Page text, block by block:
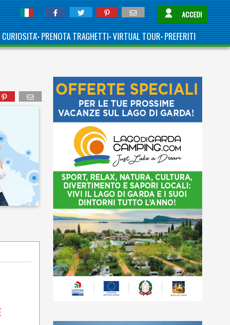
ACCEDI
•PRENOTA TRAGHETTI•VIRTUAL TOUR•PREFERITI